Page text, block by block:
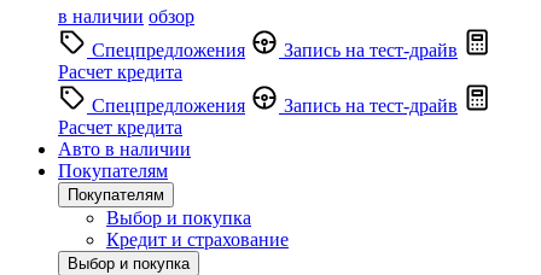
в наличии обзор
Спецпредложения
Запись на тест-драйв
Расчет кредита
Спецпредложения
Запись на тест-драйв
Расчет кредита
Авто в наличии
Покупателям
Покупателям
Выбор и покупка
Кредит и страхование
Выбор и покупка